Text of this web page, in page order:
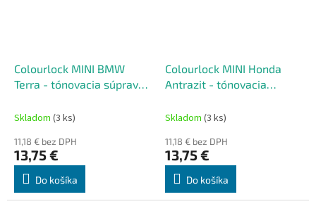
Colourlock MINI BMW
Terra - tónovacia súprava
Skladom (3 ks)
11,18 € bez DPH
13,75 €
Do košíka
Colourlock MINI Honda
Antrazit - tónovacia
50 ml
Skladom (3 ks)
11,18 € bez DPH
13,75 €
Do košíka